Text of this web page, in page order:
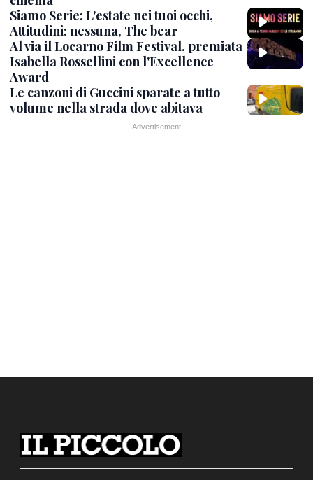
Siamo Serie: L'estate nei tuoi occhi,
Attitudini: nessuna, The bear
Al via il Locarno Film Festival, premiata
Isabella Rossellini con l'Excellence
Award
Le canzoni di Guccini sparate a tutto
volume nella strada dove abitava